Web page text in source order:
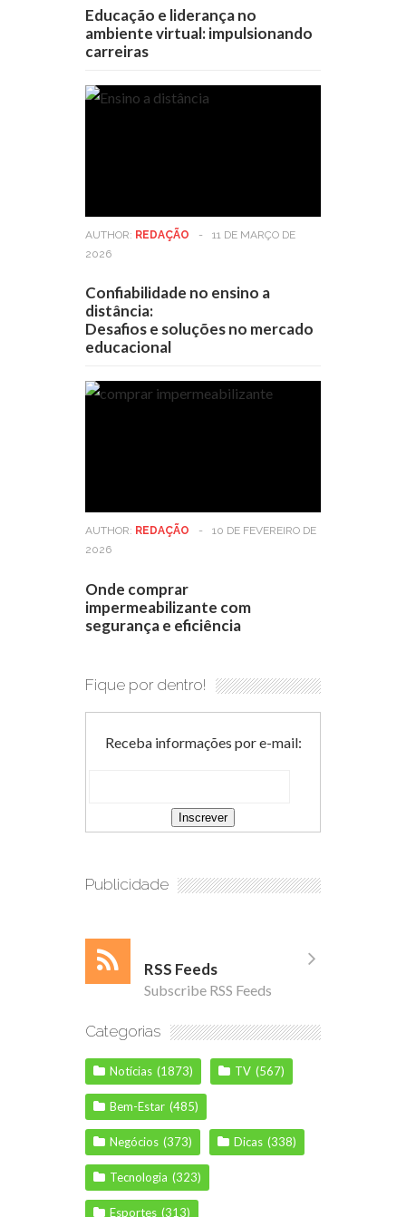
Educação e liderança no
ambiente virtual: impulsionando
carreiras
AUTHOR: REDAÇÃO -
11 DE MARÇO DE
2026
Confiabilidade no ensino a
distância:
Desafios e soluções no mercado
educacional
AUTHOR: REDAÇÃO -
10 DE FEVEREIRO DE
2026
Onde comprar
impermeabilizante com
segurança e eficiência
Fique por dentro!
Receba informações por e-mail:
Publicidade
RSS Feeds
Subscribe RSS Feeds
Categorias
Notícias (1873) TV (567)
Bem-Estar (485)
Negócios (373) Dicas (338)
Tecnologia (323)
Esportes (313)